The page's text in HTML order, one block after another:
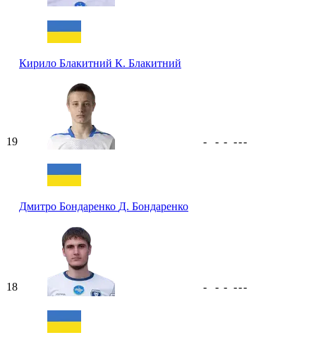
Кирило Блакитний К. Блакитний
19
Дмитро Бондаренко Д. Бондаренко
- - - ---
18 - - - ---